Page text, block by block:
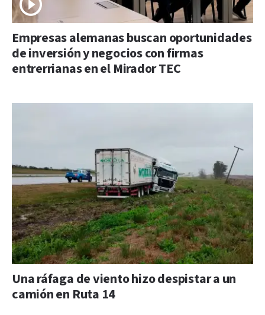
Empresas alemanas buscan oportunidades
de inversión y negocios con firmas
entrerrianas en el Mirador TEC
Una ráfaga de viento hizo despistar a un
camión en Ruta 14